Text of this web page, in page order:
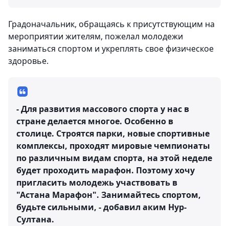
Градоначальник, обращаясь к присутствующим на
мероприятии жителям, пожелал молодежи
заниматься спортом и укреплять свое физическое
здоровье.
- Для развития массового спорта у нас в
стране делается многое. Особенно в
столице. Строятся парки, новые спортивные
комплексы, проходят мировые чемпионаты
по различным видам спорта, на этой неделе
будет проходить марафон. Поэтому хочу
пригласить молодежь участвовать в
"Астана Марафон". Занимайтесь спортом,
будьте сильными, - добавил аким Нур-
Султана.